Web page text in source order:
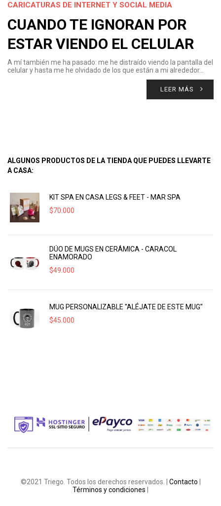
CARICATURAS DE INTERNET Y SOCIAL MEDIA
CUANDO TE IGNORAN POR
ESTAR VIENDO EL CELULAR
A mí también me ha pasado: me he distraído viendo la pantalla del
celular y hasta me he olvidado de los que están a mi alrededor…
LEER MÁS
ALGUNOS PRODUCTOS DE LA TIENDA QUE PUEDES LLEVARTE
A CASA:
KIT SPA EN CASA LEGS & FEET - MAR SPA
$70.000
DÚO DE MUGS EN CERÁMICA - CARACOL
ENAMORADO
$49.000
MUG PERSONALIZABLE "ALÉJATE DE ESTE MUG"
$45.000
©2021 Triego. Todos los derechos reservados. | Contacto
Términos y condiciones